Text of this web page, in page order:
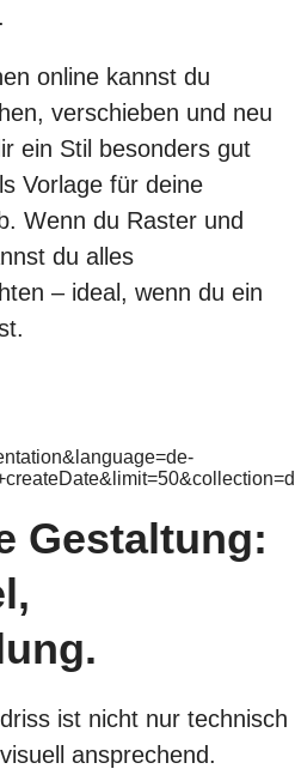
online kannst du
verschieben und neu
ein Stil besonders gut
Vorlage für deine
Wenn du Raster und
du alles
– ideal, wenn du ein
Gestaltung:
ist nicht nur technisch
ansprechend.